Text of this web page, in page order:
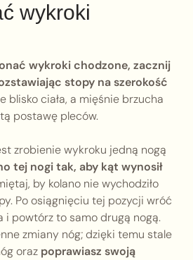
wykroki
wykroki chodzone, zacznij
stopy na szerokość
blisko ciała, a mięśnie brzucha
postawę pleców.
zrobienie wykroku jedną nogą
tej nogi tak, aby kąt wynosił
by kolano nie wychodziło
Po osiągnięciu tej pozycji wróć
i powtórz to samo drugą nogą.
zmiany nóg; dzięki temu stale
oraz poprawiasz swoją